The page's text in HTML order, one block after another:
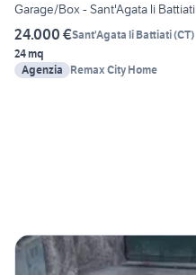
Garage/Box - Sant'Agata li Battiati
24.000 €Sant'Agata li Battiati(CT)
24 mq
Agenzia
Remax City Home